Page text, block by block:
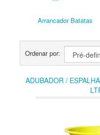
Arrancador Batatas
Ordenar por:
ADUBADOR /